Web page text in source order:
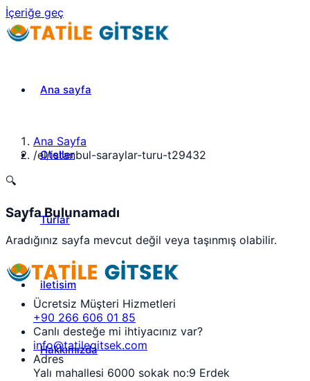
İçeriğe geç
Ana sayfa
Oteller
Turlar
iletisim
Hakkımızda
Ana Sayfa
/el/istanbul-saraylar-turu-t29432
🔍
Sayfa Bulunamadı
Aradığınız sayfa mevcut değil veya taşınmış olabilir.
Ücretsiz Müşteri Hizmetleri
+90 266 606 01 85
Canlı desteğe mi ihtiyacınız var?
info@tatilegitsek.com
Adres
Yalı mahallesi 6000 sokak no:9 Erdek